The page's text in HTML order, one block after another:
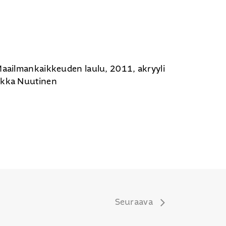
laulu, 2011, akryyli
Nuutinen
Seuraava